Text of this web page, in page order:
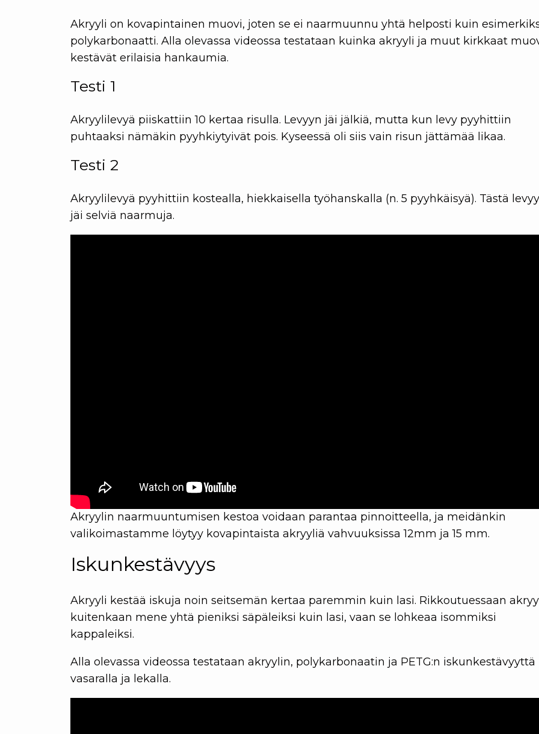
Akryyli on kovapintainen muovi, joten se ei naarmuunnu yhtä helposti kuin
polykarbonaatti. Alla olevassa videossa testataan kuinka akryyli ja muut kirkkaat
kestävät erilaisia hankaumia.
Testi 1
Akryylilevyä piiskattiin 10 kertaa risulla. Levyyn jäi jälkiä, mutta kun levy pyyhittiin
puhtaaksi nämäkin pyyhkiytyivät pois. Kyseessä oli siis vain risun jättämää likaa.
Testi 2
Akryylilevyä pyyhittiin kostealla, hiekkaisella työhanskalla (n. 5 pyyhkäisyä). Tästä
jäi selviä naarmuja.
Akryylin naarmuuntumisen kestoa voidaan parantaa pinnoitteella, ja meidänkin
valikoimastamme löytyy kovapintaista akryyliä vahvuuksissa 12mm ja 15 mm.
Iskunkestävyys
Akryyli kestää iskuja noin seitsemän kertaa paremmin kuin lasi. Rikkoutuessaan
kuitenkaan mene yhtä pieniksi säpäleiksi kuin lasi, vaan se lohkeaa isommiksi
kappaleiksi.
Alla olevassa videossa testataan akryylin, polykarbonaatin ja PETG:n iskunkestävyyttä
vasaralla ja lekalla.